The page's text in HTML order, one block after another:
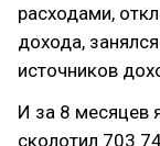
расходами,
дохода,
источников
И за 8 месяцев
сколотил 703